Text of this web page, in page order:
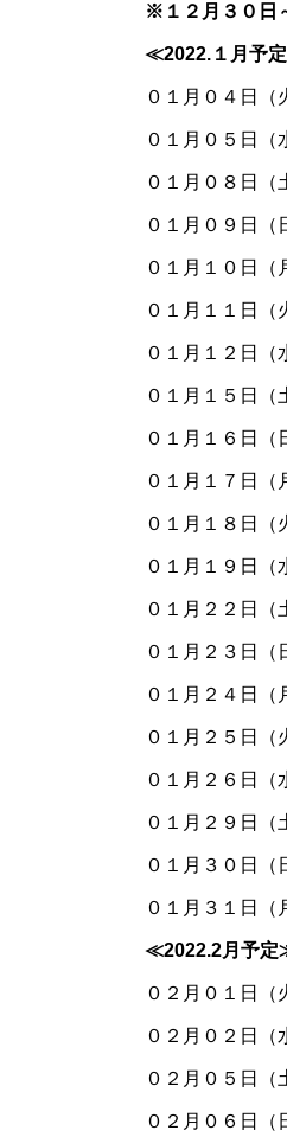
※１２月３０日
≪2022. １月予
０１月０４日
０１月０５日
０１月０８日
０１月０９日
０１月１０日
０１月１１日
０１月１２日
０１月１５日
０１月１６日
０１月１７日
０１月１８日
０１月１９日
０１月２２日
０１月２３日
０１月２４日
０１月２５日
０１月２６日
０１月２９日
０１月３０日
０１月３１日
≪2022.2月予
０２月０１日
０２月０２日
０２月０５日
０２月０６日